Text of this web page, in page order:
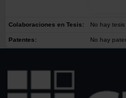
Colaboraciones en Tesis: No hay
Patentes: No hay